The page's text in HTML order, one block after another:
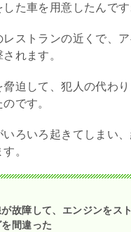
た車を用意したんです
レストランの近くで、
れます。
迫して、犯人の代わ
です。
ろいろ起きてしまい
。
故障して、エンジンをス
間違った